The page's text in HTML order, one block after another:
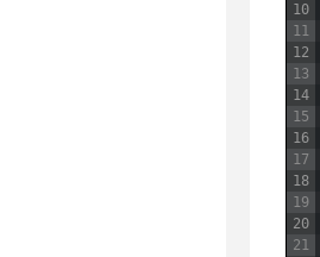
10
11
12
13
14
15
16
17
18
19
20
21